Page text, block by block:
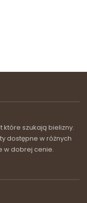
szukają bielizny.
dostępne w różnych
w dobrej cenie.